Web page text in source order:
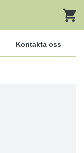
Kontakta oss